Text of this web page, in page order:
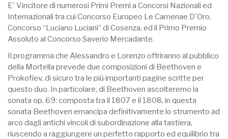
E' Vincitore di numerosi Primi Premi a Concorsi Nazionali ed
Internazionali tra cui Concorso Europeo Le Camenae D'Oro,
Concorso “Luciano Luciani” di Cosenza, ed il Primo Premio
Assoluto al Concorso Saverio Mercadante.
Il programma che Alessandro e Lorenzo offriranno al pubblico
della Mortella prevede due composizioni di Beethoven e
Prokofiev, di sicuro tra le più importanti pagine scritte per
questo duo. In particolare, di Beethoven ascolteremo la
sonata op. 69: composta tra il 1807 e il 1808, in questa
sonata Beethoven emancipa definitivamente lo strumento ad
arco dagli antichi vincoli di subordinazione alla tastiera,
riuscendo a raggiungere un perfetto rapporto ed equilibrio tra